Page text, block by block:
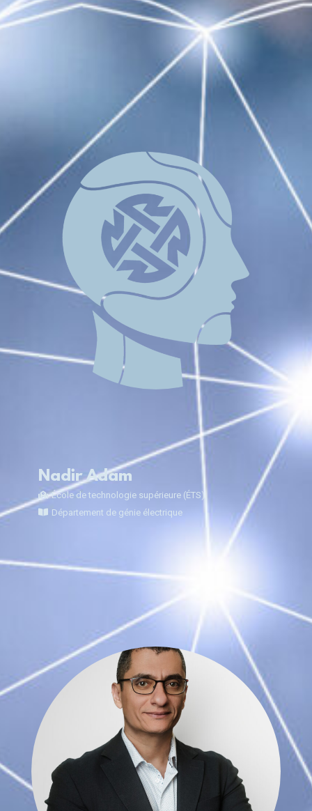
Nadir Adam
École de technologie supérieure (ÉTS)
Département de génie électrique